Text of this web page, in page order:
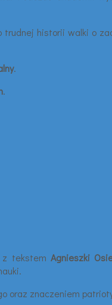
trudnej historii walki o
.
.
tekstem Agnieszki
oraz znaczeniem